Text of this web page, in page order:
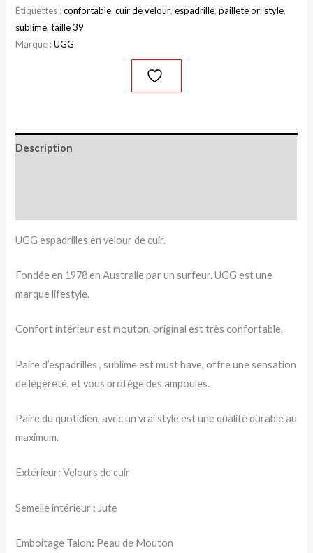
Étiquettes :confortable,cuir de velour,espadrille,paillete or, style,
sublime,taille 39
Marque :UGG
Description
UGG espadrilles en velour de cuir.
Fondée en 1978 en Australie par un surfeur. UGG est une
marque lifestyle.
Confort intérieur est mouton, original est très confortable.
Paire d’espadrilles , sublime est must have, offre une sensation
de légèreté, et vous protège des ampoules.
Paire du quotidien, avec un vrai style est une qualité durable au
maximum.
Extérieur: Velours de cuir
Semelle intérieur : Jute
Emboitage Talon: Peau de Mouton